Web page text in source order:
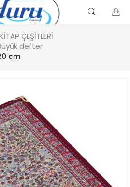
ÇEŞİTLERİ
defter
cm